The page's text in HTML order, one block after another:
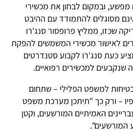
ובמקום לבחון את מכשירי
מסוגלים להתמודד עם ההיבט
שכזו, ממליץ פרופסור סנג'רו
לאישור מכשירי המשמשים להפקת
כעת סנג'רו לקבוע סטנדרטים
למכשירים רפואיים.
למשפט הפלילי – שתחום
– ורק כך "תיתכן מערכת משפט
האמיתיים המורשעים, וקטן
המורשעים".